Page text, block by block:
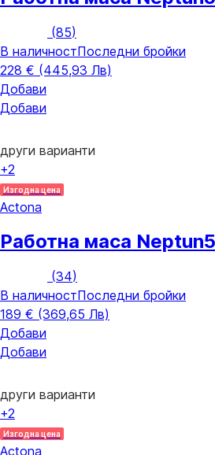
(85)
В наличностПоследни бройки
228 € (445,93 Лв)
Добави
Добави
други варианти
+2
Изгодна цена
Actona
Работна маса Neptun
(34)
В наличностПоследни бройки
189 € (369,65 Лв)
Добави
Добави
други варианти
+2
Изгодна цена
Actona